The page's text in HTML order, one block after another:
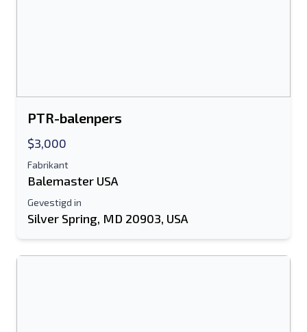
PTR-balenpers
$3,000
Fabrikant
Balemaster USA
Gevestigd in
Silver Spring, MD 20903, USA